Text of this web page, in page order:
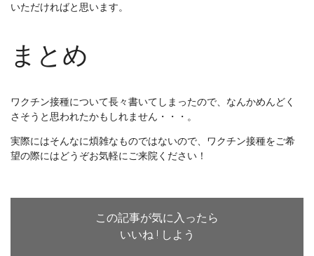
いただければと思います。
まとめ
ワクチン接種について長々書いてしまったので、なんかめんどく
さそうと思われたかもしれません・・・。
実際にはそんなに煩雑なものではないので、ワクチン接種をご希
望の際にはどうぞお気軽にご来院ください！
この記事が気に入ったら
いいね ! しよう